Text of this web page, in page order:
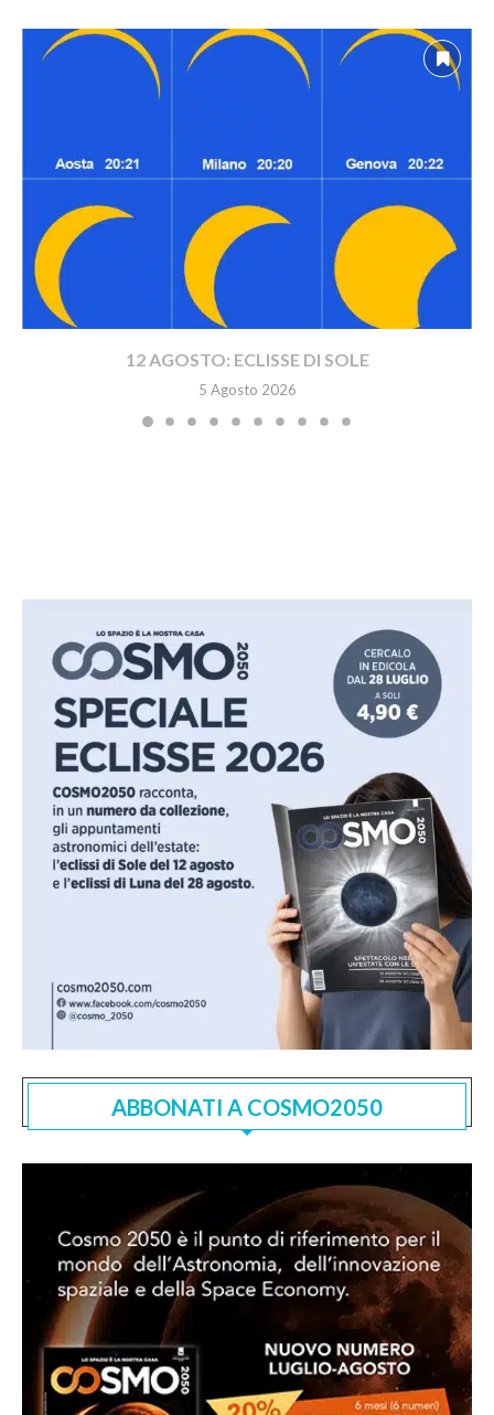
12 AGOSTO: ECLISSE DI SOLE
5 Agosto 2026
ABBONATI A COSMO2050